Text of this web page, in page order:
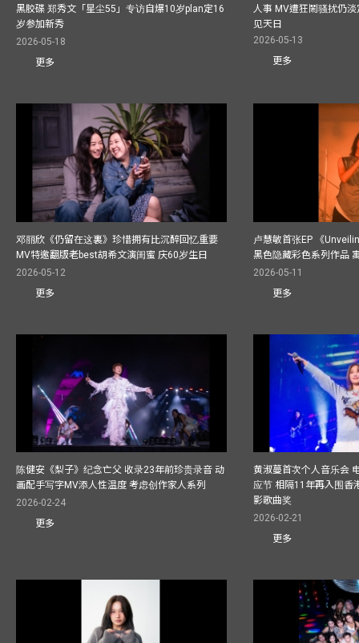
黑胶碟 郑秀文「星尘55」专访自爆10岁plan定16
岁参加新秀
2026-05-18
更多
人事 MV遭狂鬧骚扰仍
见天日
2026-05-13
更多
邓丽欣《仍留在这裏》珍惜拥有比沉醉回忆重要
MV特邀翻版老best胡希文演闺蜜 庆60岁生日
2026-05-12
更多
卢慧敏首张EP 《
黑色隐藏彩色系列作品
2026-05-11
更多
陈健安《梨子》纪念亡父 收录23年前珍贵录音 动
画配手写字MV添人性温度 考虑创作家人系列
2026-02-24
更多
黄淑蔓首次个人音乐会
应节 相隔11年再入围香
影歌曲奖
2026-02-21
更多